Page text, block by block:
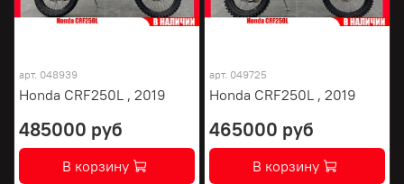
арт. 048939
Honda CRF250L , 2019
485000 руб
В корзину
арт. 049725
Honda CRF250L , 2019
465000 руб
В корзину